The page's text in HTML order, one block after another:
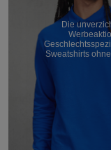
Die
Sweatshirts